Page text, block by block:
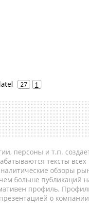
27 1
персоны и т.п.
тексты всех
обзоры
больше публикаций
профиль.
о